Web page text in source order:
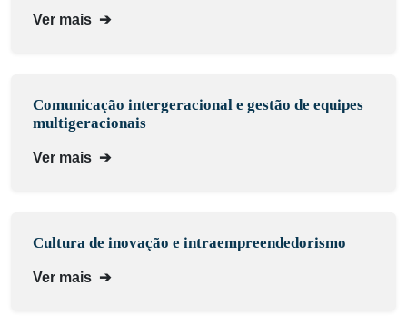
Ver mais ➔
Comunicação intergeracional e gestão de equipes
multigeracionais
Ver mais ➔
Cultura de inovação e intraempreendedorismo
Ver mais ➔